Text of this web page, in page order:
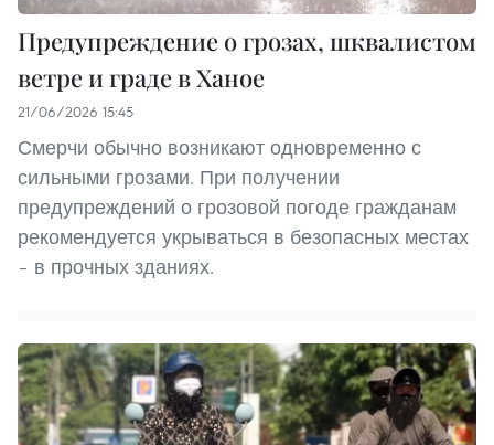
Предупреждение о грозах, шквалистом
ветре и граде в Ханое
21/06/2026 15:45
Смерчи обычно возникают одновременно с
сильными грозами. При получении
предупреждений о грозовой погоде гражданам
рекомендуется укрываться в безопасных местах
– в прочных зданиях.